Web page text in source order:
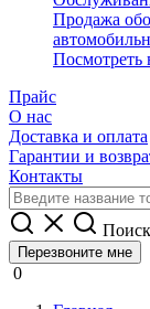
Продажа
Посмотреть
Прайс
О нас
Доставка и оплата
Гарантии и
Контакты
Перезвоните мне
0